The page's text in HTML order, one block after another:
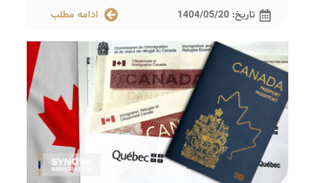
تاریخ: 1404/05/20 ادامه مطلب